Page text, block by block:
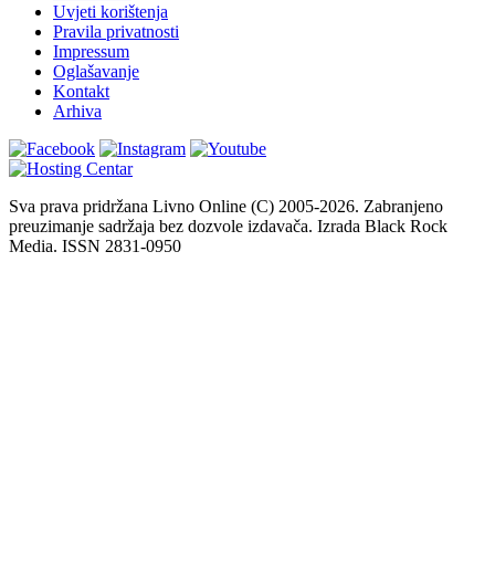
Uvjeti korištenja
Pravila privatnosti
Impressum
Oglašavanje
Kontakt
Arhiva
Sva prava pridržana Livno Online (C) 2005-2026. Zabranjeno
preuzimanje sadržaja bez dozvole izdavača. Izrada Black Rock
Media. ISSN 2831-0950